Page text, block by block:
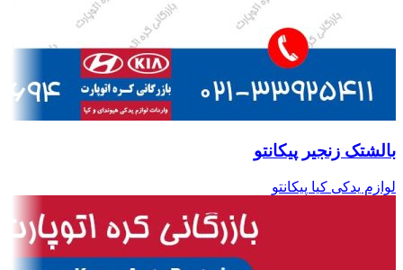
بالشتک زنجیر پیکانتو
لوازم یدکی کیا پیکانتو